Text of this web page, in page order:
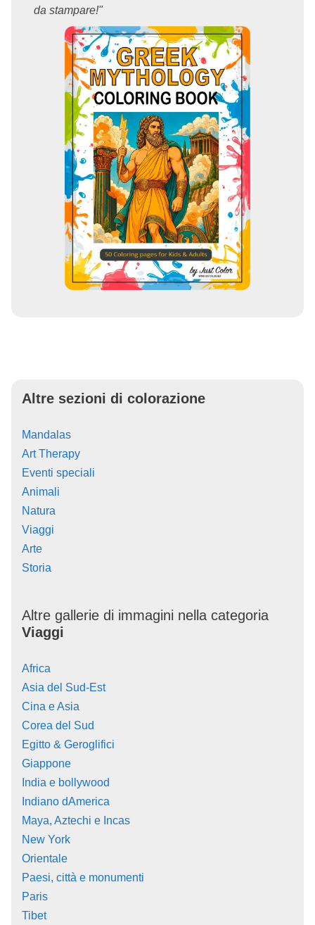
da stampare!"
Altre sezioni di colorazione
Mandalas
Art Therapy
Eventi speciali
Animali
Natura
Viaggi
Arte
Storia
Altre gallerie di immagini nella categoria
Viaggi
Africa
Asia del Sud-Est
Cina e Asia
Corea del Sud
Egitto & Geroglifici
Giappone
India e bollywood
Indiano dAmerica
Maya, Aztechi e Incas
New York
Orientale
Paesi, città e monumenti
Paris
Tibet